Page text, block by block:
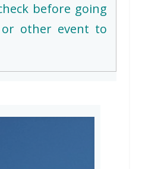
before going
other event to